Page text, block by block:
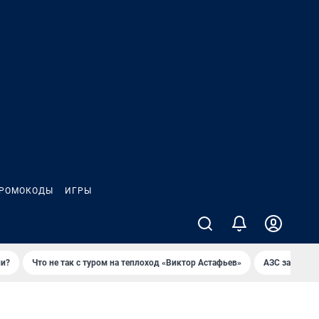
ИГРЫ
Что не так с туром на теплоход «Виктор Астафьев» AЗС